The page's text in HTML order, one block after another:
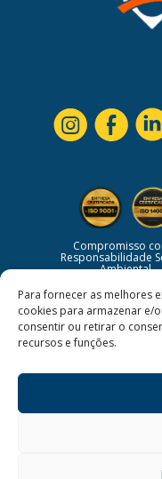
Para fornecer as melhores
cookies para armazenar e/
consentir ou retirar o
recursos e funções.
Compromisso
Responsabilidade
Ambiental.